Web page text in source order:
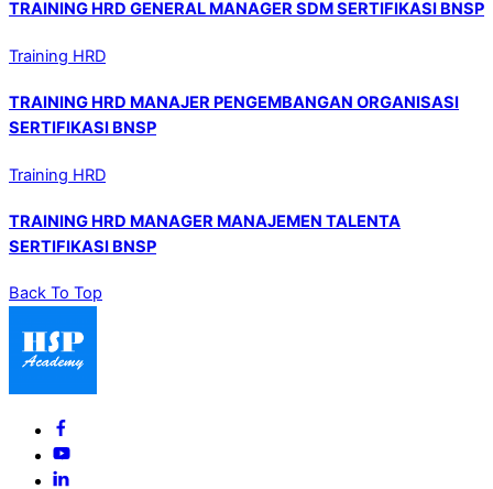
TRAINING HRD GENERAL MANAGER SDM SERTIFIKASI BNSP
Training HRD
TRAINING HRD MANAJER PENGEMBANGAN ORGANISASI
SERTIFIKASI BNSP
Training HRD
TRAINING HRD MANAGER MANAJEMEN TALENTA
SERTIFIKASI BNSP
Back To Top